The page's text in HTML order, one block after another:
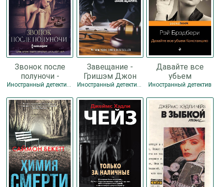
Звонок после
полуночи -
Герритсен ТессИностранный детектив / Зарубежные любовные романы / Прочие любовные романы / Детектив / Боевик
Завещание -
Гришэм Джон
Иностранный детектив / Детектив
Давайте все
убьем
Констанцию -
Дуглас
Иностранный детектив